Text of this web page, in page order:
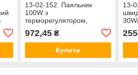
13-02-152. Паяльник
100W з
терморегулятором,
підставка, ZD-751L
972,45₴
Купити
13-